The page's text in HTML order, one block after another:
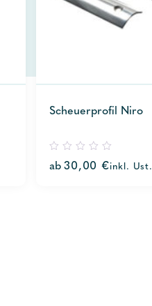
Scheuerprofil Niro
out
ab 30,00 €inkl. Ust.